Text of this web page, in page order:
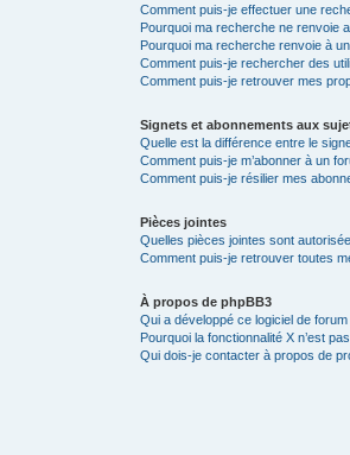
Comment puis-je effectuer une
Pourquoi ma recherche ne renvoie
Pourquoi ma recherche renvoie à
Comment puis-je rechercher des
Comment puis-je retrouver mes
Signets et abonnements aux
Quelle est la différence entre le
Comment puis-je m’abonner à un
Comment puis-je résilier mes
Pièces jointes
Quelles pièces jointes sont
Comment puis-je retrouver toutes
À propos de phpBB3
Qui a développé ce logiciel de forum
Pourquoi la fonctionnalité X n’est
Qui dois-je contacter à propos de